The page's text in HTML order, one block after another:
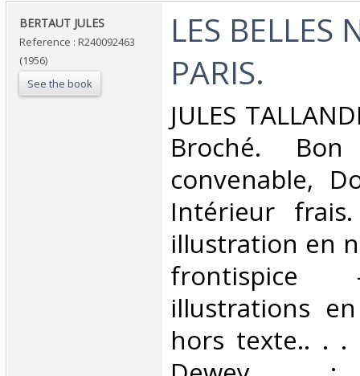
‎BERTAUT JULES‎
Reference : R240092463
(1956)
See the book
‎LES BELLES
PARIS.‎
‎JULES
Broché.
convenable,
Intérieur
illustration en
frontispice
illustrations
hors texte.. . .